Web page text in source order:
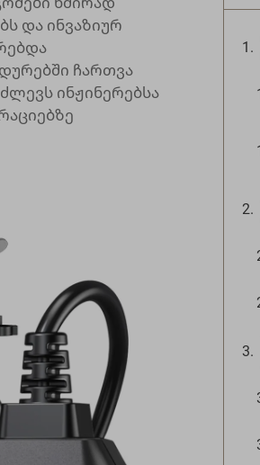
და ინვაზიურ
ჩართვა
ინჟინერებსა